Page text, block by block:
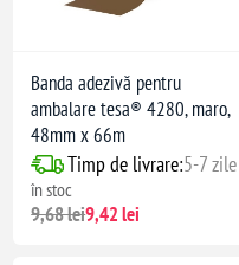
Banda adezivă pentru
ambalare tesa® 4280, maro,
48mm x 66m
Timp de livrare:5-7 zile
în stoc
9,68 lei9,42 lei